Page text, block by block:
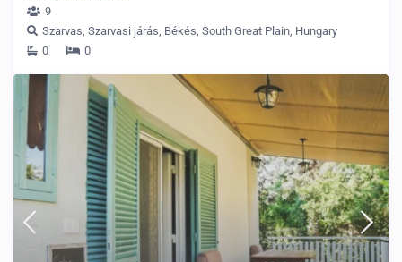
9
Szarvas, Szarvasi járás, Békés, South Great Plain, Hungary
0
0